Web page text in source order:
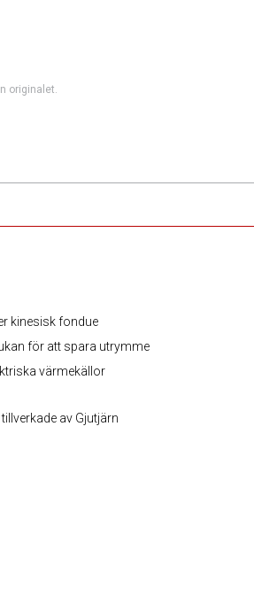
originalet.
kinesisk fondue
för att spara utrymme
värmekällor
av Gjutjärn